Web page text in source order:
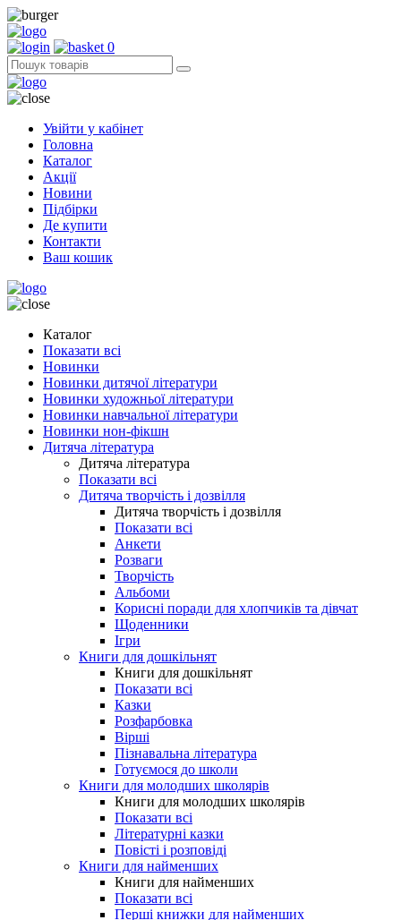
0
Увійти у кабінет
Головна
Каталог
Акції
Новини
Підбірки
Де купити
Контакти
Ваш кошик
Каталог
Показати всі
Новинки
Новинки дитячої літератури
Новинки художньої літератури
Новинки навчальної літератури
Новинки нон-фікшн
Дитяча література
Дитяча література
Показати всі
Дитяча творчість і дозвілля
Дитяча творчість і дозвілля
Показати всі
Анкети
Розваги
Творчість
Альбоми
Корисні поради для хлопчиків та дівчат
Щоденники
Ігри
Книги для дошкільнят
Книги для дошкільнят
Показати всі
Казки
Розфарбовка
Вірші
Пізнавальна література
Готуємося до школи
Книги для молодших школярів
Книги для молодших школярів
Показати всі
Літературні казки
Повісті і розповіді
Книги для найменших
Книги для найменших
Показати всі
Перші книжки для найменших